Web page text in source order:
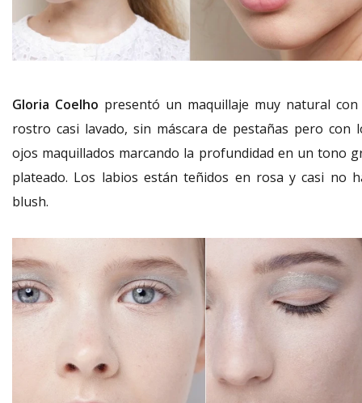
Gloria Coelho presentó un maquillaje muy natural con
rostro casi lavado, sin máscara de pestañas pero con
ojos maquillados marcando la profundidad en un tono
plateado. Los labios están teñidos en rosa y casi no
blush.